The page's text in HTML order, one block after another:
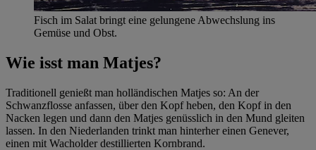
Fisch im Salat bringt eine gelungene Abwechslung ins
Gemüse und Obst.
Wie isst man Matjes?
Traditionell genießt man holländischen Matjes so: An der
Schwanzflosse anfassen, über den Kopf heben, den Kopf in den
Nacken legen und dann den Matjes genüsslich in den Mund gleiten
lassen. In den Niederlanden trinkt man hinterher einen Genever,
einen mit Wacholder destillierten Kornbrand.